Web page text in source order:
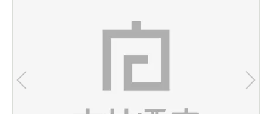
お気に入り機能の活用方法